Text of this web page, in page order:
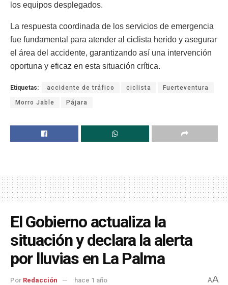
los equipos desplegados.
La respuesta coordinada de los servicios de emergencia
fue fundamental para atender al ciclista herido y asegurar
el área del accidente, garantizando así una intervención
oportuna y eficaz en esta situación crítica.
Etiquetas: accidente de tráfico ciclista Fuerteventura
Morro Jable Pájara
El Gobierno actualiza la
situación y declara la alerta
por lluvias en La Palma
Por Redacción hace 1 año AA